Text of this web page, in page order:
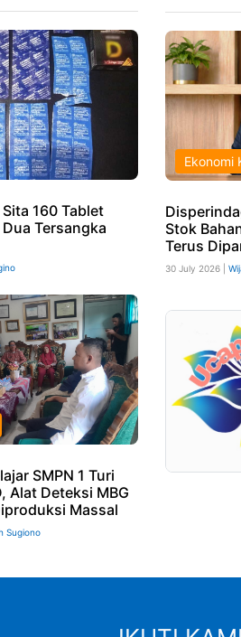
160 Tablet
Tersangka
SMPN 1 Turi
Alat Deteksi MBG
Massal
Sugiono
Ekonomi
Stok
Terus
30 July 2026 |